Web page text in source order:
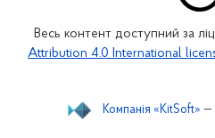
Весь контент доступний за
Attribution 4.0 International
Компанія «KitSoft» —